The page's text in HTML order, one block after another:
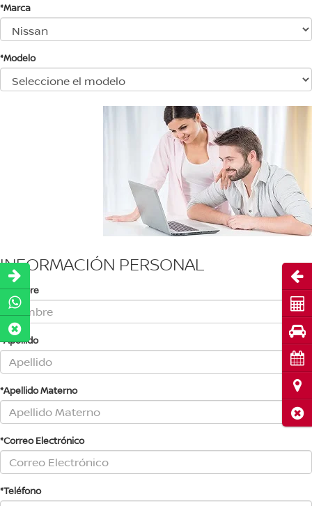
*Marca
*Modelo
INFORMACIÓN PERSONAL
*Nombre
*Apellido
*Apellido Materno
*Correo Electrónico
*Teléfono